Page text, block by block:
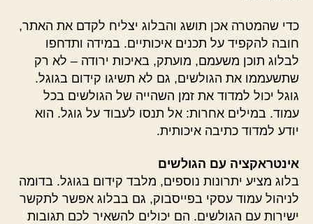
כדי שהמטרה אכן תושג והבלוג יצליח לקדם את האתר,
חובה להקפיד על תכנים איכותיים. במידה ותדחפו
לבלוג תוכן משעמם, מועתק, באיכות ירודה – לא רק
שתשעממו את הגולשים, גם לא תשיגו קידום בגוגל.
גוגל יכול למדוד את זמן השהייה של הגולשים בכל
עמוד. במילים אחרות: אל תנסו לעבוד על גוגל. הוא
יודע למדוד כתיבה איכותית.
אינטראקציה עם הגולשים
בלוג מציע יתרונות נוספים, מלבד קידום בגוגל. בדומה
לניהול עמוד עסקי בפייסבוק, גם בבלוג אפשר לתקשר
ישירות עם הגולשים. הם יכולים להשאיר לכם תגובות